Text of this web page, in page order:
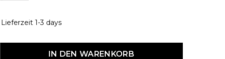
1-3 days
IN DEN WARENKORB